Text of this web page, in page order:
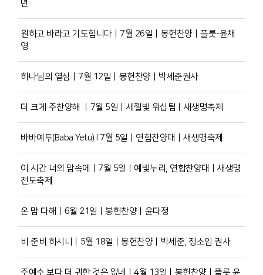
년
원하고 바라고 기도합니다ㅣ7월 26일ㅣ봉헌찬양ㅣ플룻-윤채
영
하나님의 열심ㅣ7월 12일ㅣ봉헌찬양ㅣ박세준권사
더 크게 주찬양해 ㅣ7월 5일ㅣ세젤빛 워십팀ㅣ새생명축제
바바예투(Baba Yetu) l 7월 5일ㅣ연합찬양대ㅣ새생명축제
이 시간 너의 맘속에ㅣ7월 5일ㅣ예빛누리, 연합찬양대ㅣ새생명
전도축제
온 맘 다해ㅣ6월 21일ㅣ봉헌찬양ㅣ윤다정
비 준비 하시니ㅣ5월 18일ㅣ봉헌찬양ㅣ박세준, 정소임 권사
주예수 보다 더 귀한 것은 없네ㅣ4월 13일ㅣ봉헌찬양ㅣ플룻 윤